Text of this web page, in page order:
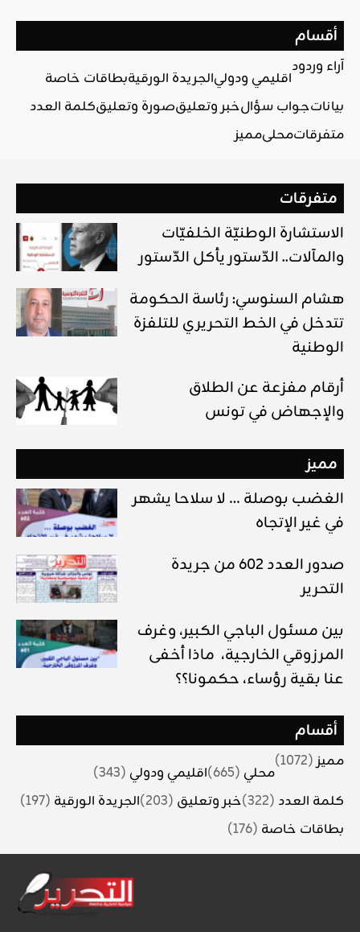
أقسام
آراء وردود
اقليمي ودوليالجريدة الورقيةبطاقات خاصة
بياناتجواب سؤالخبر وتعليقصورة وتعليقكلمة العدد
متفرقاتمحليمميز
متفرقات
الاستشارة الوطنيّة الخلفيّات
والمآلات.. الدّستور يأكل الدّستور
هشام السنوسي: رئاسة الحكومة
تتدخل في الخط التحريري للتلفزة
الوطنية
أرقام مفزعة عن الطلاق
والإجهاض في تونس
مميز
الغضب بوصلة … لا سلاحا يشهر
في غير الإتجاه
صدور العدد 602 من جريدة
التحرير
بين مسئول الباجي الكبير، وغرف
المرزوقي الخارجية، ماذا أخفى
عنا بقية رؤساء، حكمونا؟؟
أقسام
مميز(1072)
محلي (665) اقليمي ودولي (343)
كلمة العدد (322) خبر وتعليق (203) الجريدة الورقية (197)
بطاقات خاصة (176)